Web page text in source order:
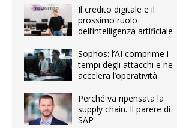
Il credito digitale e il
prossimo ruolo
dell’intelligenza artificiale
Sophos: l’AI comprime i
tempi degli attacchi e ne
accelera l’operatività
Perché va ripensata la
supply chain. Il parere di
SAP